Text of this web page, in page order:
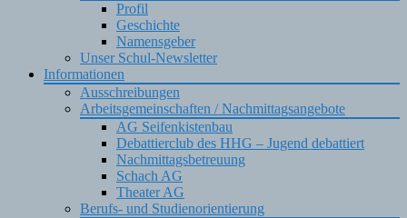
Profil
Geschichte
Namensgeber
Unser Schul-Newsletter
Informationen
Ausschreibungen
Arbeitsgemeinschaften / Nachmittagsangebote
AG Seifenkistenbau
Debattierclub des HHG – Jugend debattiert
Nachmittagsbetreuung
Schach AG
Theater AG
Berufs- und Studienorientierung